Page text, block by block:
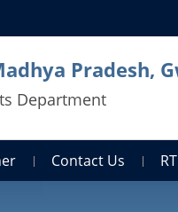
Pradesh,
Department
Contact Us